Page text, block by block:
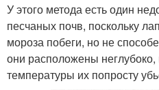
У этого метода есть один
песчаных почв, поскольку
мороза побеги, но не
они расположены
температуры их попросту